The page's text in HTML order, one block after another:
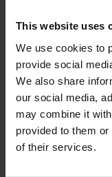
This website uses
We use cookies to
provide social
We also share
our social media,
may combine it
provided to them
of their services.
Wydajność i
całościowe
określenie
optymalizacja
Pobierz w wersji